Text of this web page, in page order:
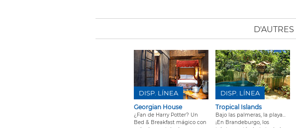
D'AUTRES
Georgian House
¿Fan de Harry Potter? Un
Bed & Breakfast mágico con
DISP. LÍNEA
Tropical Islands
Bajo las palmeras, la playa...
¡En Brandeburgo, los
DISP. LÍNEA